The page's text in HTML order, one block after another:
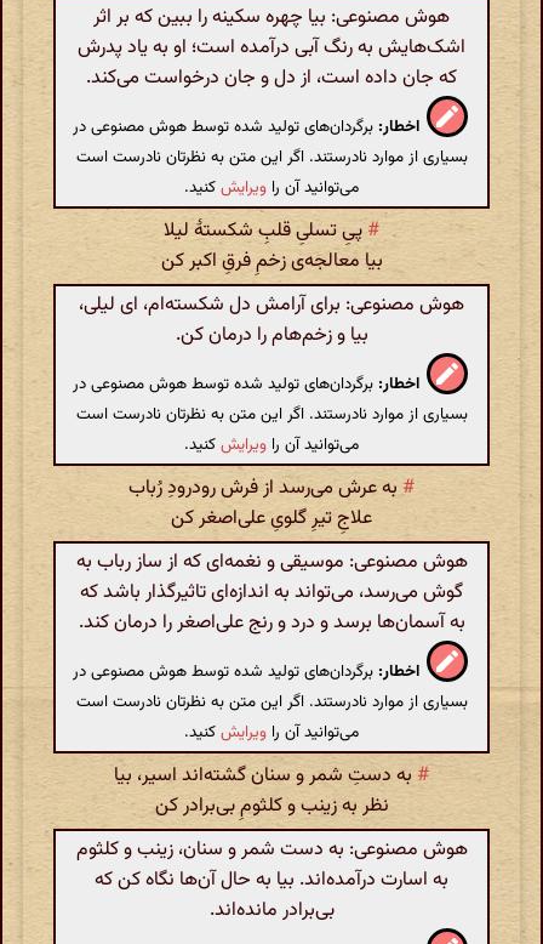
هوش مصنوعی: بیا چهره سکینه را ببین که بر اثر
اشک‌هایش به رنگ آبی درآمده است؛ او به یاد پدرش
که جان داده است، از دل و جان درخواست می‌کند.
اخطار: برگردان‌های تولید شده توسط هوش مصنوعی در
بسیاری از موارد نادرستند. اگر این متن به نظرتان نادرست است
می‌توانید آن را ویرایشکنید.
# پیِ تسلیِ قلبِ شکستهٔ لیلا
بیا معالجه‌ی زخمِ فرقِ اکبر کن
هوش مصنوعی: برای آرامش دل شکسته‌ام، ای لیلی،
بیا و زخم‌هام را درمان کن.
اخطار: برگردان‌های تولید شده توسط هوش مصنوعی در
بسیاری از موارد نادرستند. اگر این متن به نظرتان نادرست است
می‌توانید آن را ویرایشکنید.
# به عرش می‌رسد از فرش رودرودِ رُباب
علاجِ تیرِ گلویِ علی‌اصغر کن
هوش مصنوعی: موسیقی و نغمه‌ای که از ساز رباب به
گوش می‌رسد، می‌تواند به اندازه‌ای تاثیرگذار باشد که
به آسمان‌ها برسد و درد و رنج علی‌اصغر را درمان کند.
اخطار: برگردان‌های تولید شده توسط هوش مصنوعی در
بسیاری از موارد نادرستند. اگر این متن به نظرتان نادرست است
می‌توانید آن را ویرایشکنید.
# به دستِ شمر و سنان گشته‌اند اسیر، بیا
نظر به زینب و کلثومِ بی‌برادر کن
هوش مصنوعی: به دست شمر و سنان، زینب و کلثوم
به اسارت درآمده‌اند. بیا به حال آن‌ها نگاه کن که
بی‌برادر مانده‌اند.